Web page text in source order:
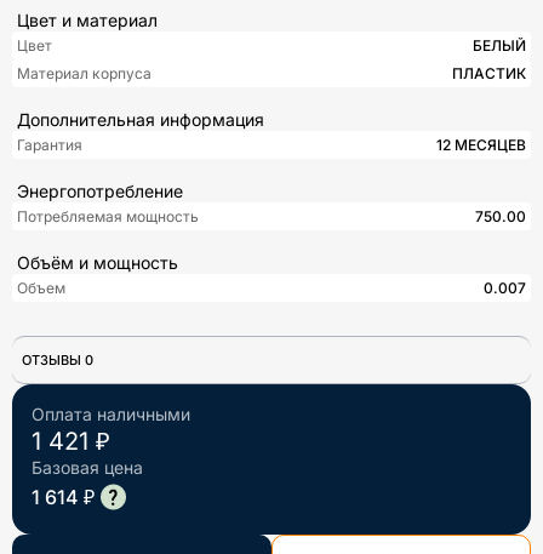
Оплата наличными
1 421 ₽
Базовая цена
1 614 ₽
Цвет и материал
Цвет
БЕЛЫЙ
Материал корпуса
ПЛАСТИК
Дополнительная информация
Гарантия 12 МЕСЯЦЕВ
Энергопотребление
Потребляемая мощность 750.00
Объём и мощность
Объем 0.007
ОТЗЫВЫ 0